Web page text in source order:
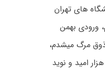
های تهران
ورودی بهمن
ذوق مرگ میشدم،
امید و نوید